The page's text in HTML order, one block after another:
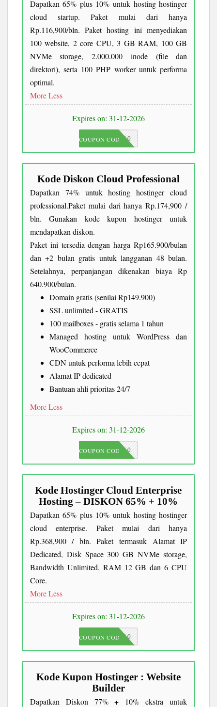
Dapatkan 65% plus 10% untuk hosting hostinger
cloud startup. Paket mulai dari hanya
Rp.116,900/bln. Paket hosting ini menyediakan
100 website, 2 core CPU, 3 GB RAM, 100 GB
NVMe storage, 2.000.000 inode (file dan
direktori), serta 100 PHP worker untuk performa
optimal.
More Less
Expires on: 31-12-2026
JKC10
COUPON CODE
Kode Diskon Cloud Professional
Dapatkan 74% untuk hosting hostinger cloud
professional.Paket mulai dari hanya Rp.174,900 /
bln. Gunakan kode kupon hostinger untuk
mendapatkan diskon.
Paket ini tersedia dengan harga Rp165.900/bulan
dan +2 bulan gratis untuk langganan 48 bulan.
Setelahnya, perpanjangan dikenakan biaya Rp
640.900/bulan.
Domain gratis (senilai Rp149.900)
SSL unlimited - GRATIS
100 mailboxes - gratis selama 1 tahun
Managed hosting untuk WordPress dan
WooCommerce
CDN untuk performa lebih cepat
Alamat IP dedicated
Bantuan ahli prioritas 24/7
More Less
Expires on: 31-12-2026
JKC10
COUPON CODE
Kode Hostinger Cloud Enterprise
Hosting – DISKON 65% + 10%
Dapatkan 65% plus 10% untuk hosting hostinger
cloud enterprise. Paket mulai dari hanya
Rp.368,900 / bln. Paket termasuk Alamat IP
Dedicated, Disk Space 300 GB NVMe storage,
Bandwidth Unlimited, RAM 12 GB dan 6 CPU
Core.
More Less
Expires on: 31-12-2026
JKC10
COUPON CODE
Kode Kupon Hostinger : Website
Builder
Dapatkan Diskon 77% + 10% ekstra untuk